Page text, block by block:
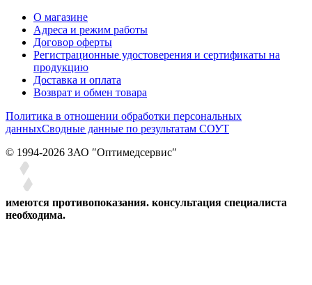
О магазине
Адреса и режим работы
Договор оферты
Регистрационные удостоверения и сертификаты на
продукцию
Доставка и оплата
Возврат и обмен товара
Политика в отношении обработки персональных
данныхСводные данные по результатам СОУТ
© 1994-2026 ЗАО ″Оптимедсервис″
имеются противопоказания. консультация специалиста
необходима.